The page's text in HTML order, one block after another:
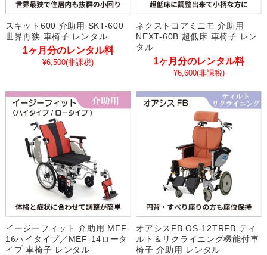
スキット600 介助用 SKT-600
世界再狭 車椅子 レンタル
1ヶ月分のレンタル料
¥6,500(非課税)
ネクストコアミニモ 介助用
NEXT-60B 超低床 車椅子 レン
タル
1ヶ月分のレンタル料
¥6,600(非課税)
イージーフィット 介助用 MEF-
16ハイタイプ／MEF-14ロータ
イプ 車椅子 レンタル
オアシスFB OS-12TRFB ティ
ルト＆リクライニング機能付車
椅子 介助用 レンタル